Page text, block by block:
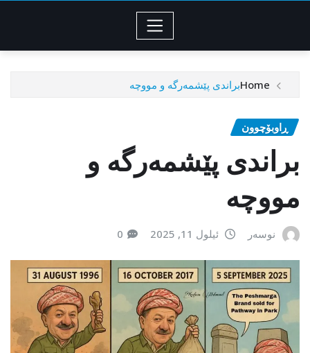
Homeبراندى پێشمەرگە و مووچە
ڕاوبۆچوون
براندى پێشمەرگە و
مووچە
نوسەر ئیلول 11, 2025 0